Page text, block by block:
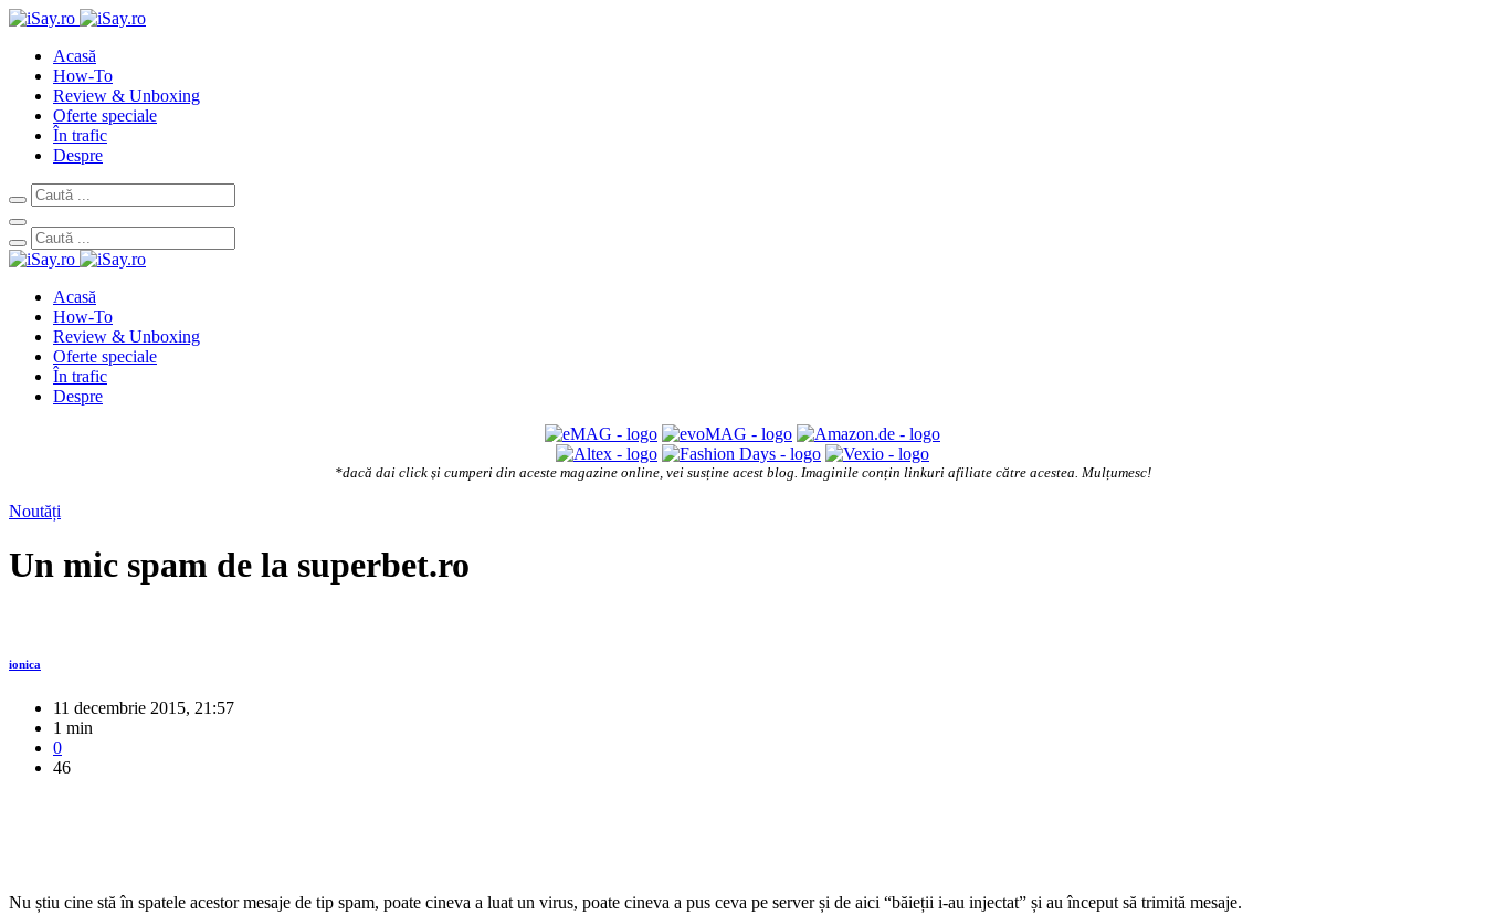
Acasă
How-To
Review & Unboxing
Oferte speciale
În trafic
Despre
Acasă
How-To
Review & Unboxing
Oferte speciale
În trafic
Despre
*dacă dai click și cumperi din aceste magazine online, vei susține acest blog. Imaginile conțin linkuri afiliate către acestea. Mulțumesc!
Noutăți
Un mic spam de la superbet.ro
ionica
11 decembrie 2015, 21:57
1 min
0
46
Nu știu cine stă în spatele acestor mesaje de tip spam, poate cineva a luat un virus, poate cineva a pus ceva pe server și de aici “băieții i-au injectat” și au început să trimită mesaje.